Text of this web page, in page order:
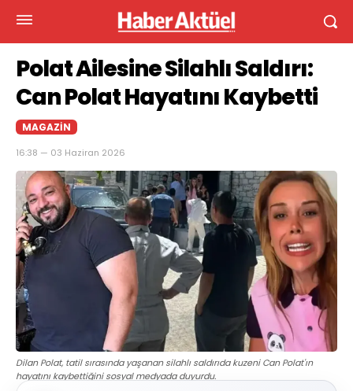
Polat Ailesine Silahlı Saldırı:
Can Polat Hayatını Kaybetti
MAGAZIN
16:38 — 03 Haziran 2026
Dilan Polat, tatil sırasında yaşanan silahlı saldırıda kuzeni Can Polat'ın
hayatını kaybettiğini sosyal medyada duyurdu.